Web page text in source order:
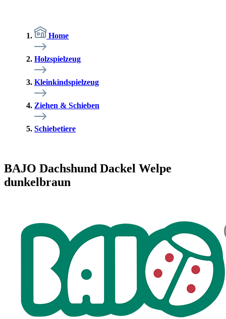
Home
Holzspielzeug
Kleinkindspielzeug
Ziehen & Schieben
Schiebetiere
BAJO Dachshund Dackel Welpe
dunkelbraun